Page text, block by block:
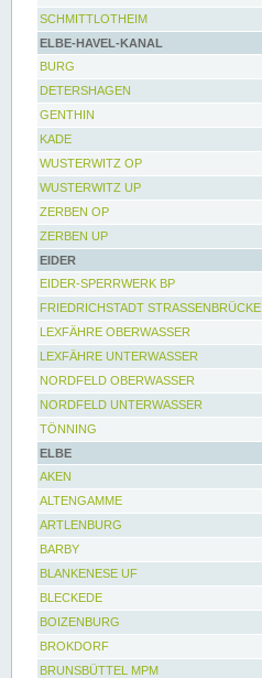
SCHMITTLOTHEIM
ELBE-HAVEL-KANAL
BURG
DETERSHAGEN
GENTHIN
KADE
WUSTERWITZ OP
WUSTERWITZ UP
ZERBEN OP
ZERBEN UP
EIDER
EIDER-SPERRWERK BP
FRIEDRICHSTADT STRASSENBRÜCKE
LEXFÄHRE OBERWASSER
LEXFÄHRE UNTERWASSER
NORDFELD OBERWASSER
NORDFELD UNTERWASSER
TÖNNING
ELBE
AKEN
ALTENGAMME
ARTLENBURG
BARBY
BLANKENESE UF
BLECKEDE
BOIZENBURG
BROKDORF
BRUNSBÜTTEL MPM